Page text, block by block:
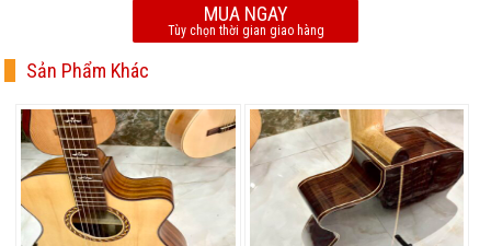
MUA NGAY
Tùy chọn thời gian giao hàng
Sản Phẩm Khác